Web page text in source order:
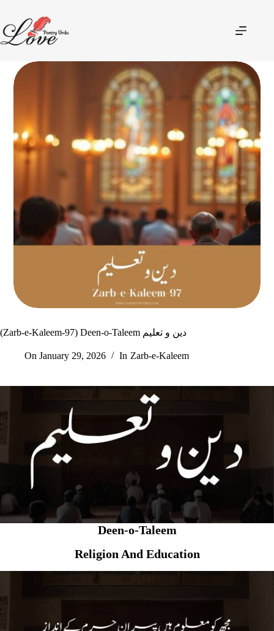
(Zarb-e-Kaleem-97) Deen-o-Taleem دین و تعلیم
On January 29, 2026 In Zarb-e-Kaleem
Deen-o-Taleem
Religion And Education